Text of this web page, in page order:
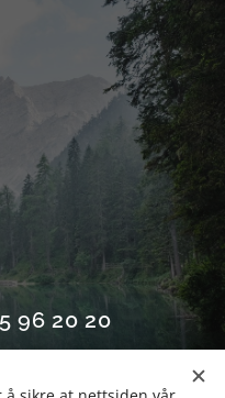
96 20 20